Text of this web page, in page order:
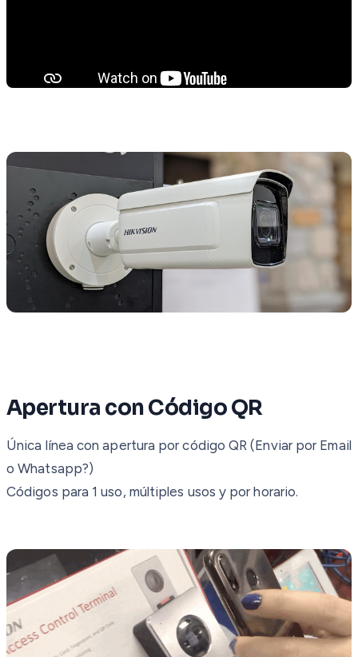
Apertura con Código QR
Única línea con apertura por código QR (Enviar por Email
o Whatsapp?)
Códigos para 1 uso, múltiples usos y por horario.